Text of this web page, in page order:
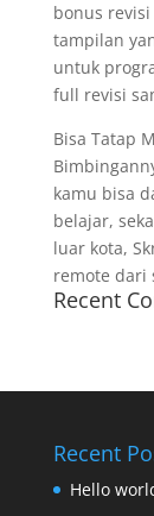
bonus
tampilan
untuk
full revisi
Bisa Tatap
kamu bisa
belajar,
luar kota,
remote dari
Recent
Recent
Hello